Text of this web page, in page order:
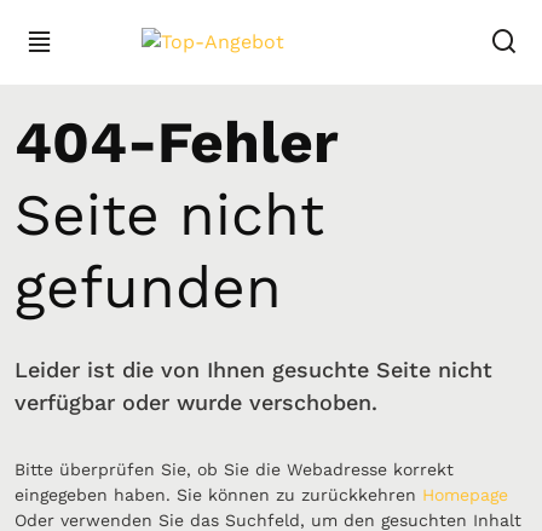
404-Fehler
Seite nicht
gefunden
Leider ist die von Ihnen gesuchte Seite nicht
verfügbar oder wurde verschoben.
Bitte überprüfen Sie, ob Sie die Webadresse korrekt
eingegeben haben. Sie können zu zurückkehren Homepage
Oder verwenden Sie das Suchfeld, um den gesuchten Inhalt